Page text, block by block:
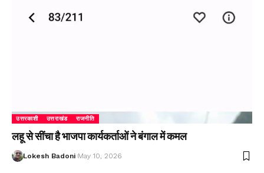
उत्तरकाशी उत्तराखंड राजनीति
लहू से सींचा है भाजपा कार्यकर्ताओं ने बंगाल में कमल
Lokesh Badoni May 10, 2026